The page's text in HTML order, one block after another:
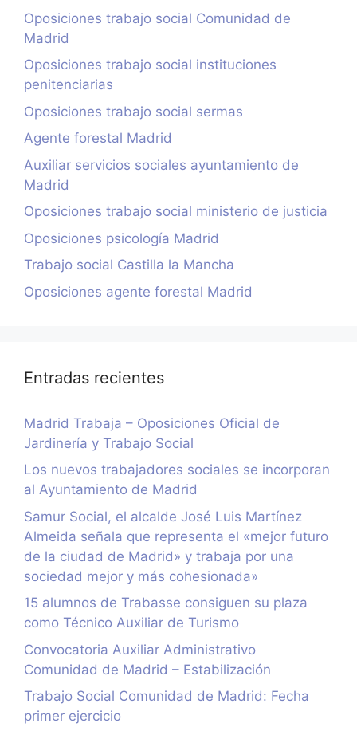
Oposiciones trabajo social Comunidad de
Madrid
Oposiciones trabajo social instituciones
penitenciarias
Oposiciones trabajo social sermas
Agente forestal Madrid
Auxiliar servicios sociales ayuntamiento de
Madrid
Oposiciones trabajo social ministerio de justicia
Oposiciones psicología Madrid
Trabajo social Castilla la Mancha
Oposiciones agente forestal Madrid
Entradas recientes
Madrid Trabaja – Oposiciones Oficial de
Jardinería y Trabajo Social
Los nuevos trabajadores sociales se incorporan
al Ayuntamiento de Madrid
Samur Social, el alcalde José Luis Martínez
Almeida señala que representa el «mejor futuro
de la ciudad de Madrid» y trabaja por una
sociedad mejor y más cohesionada»
15 alumnos de Trabasse consiguen su plaza
como Técnico Auxiliar de Turismo
Convocatoria Auxiliar Administrativo
Comunidad de Madrid – Estabilización
Trabajo Social Comunidad de Madrid: Fecha
primer ejercicio